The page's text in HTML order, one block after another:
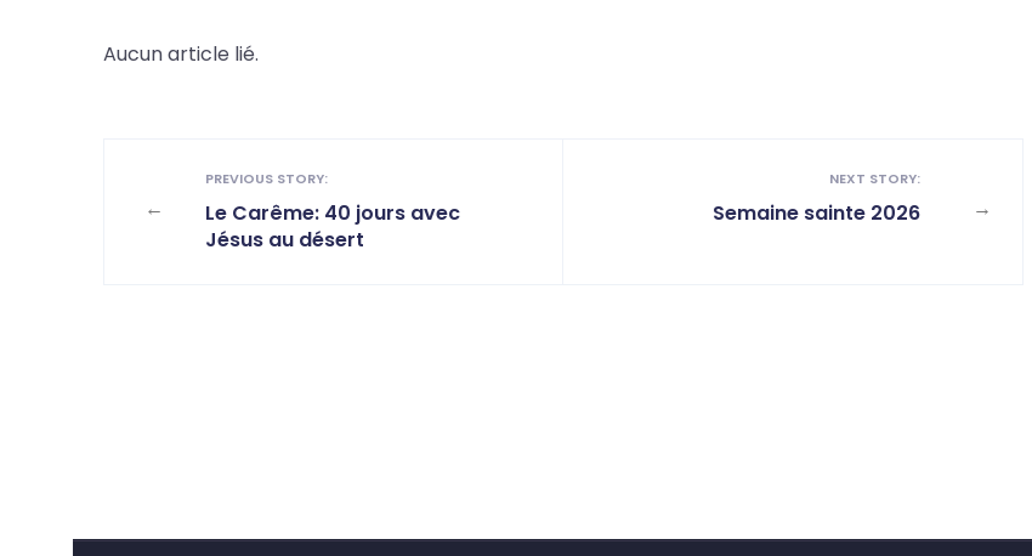
Aucun article lié.
←
PREVIOUS STORY:
Le Carême: 40 jours avec
Jésus au désert
→
NEXT STORY:
Semaine sainte 2026